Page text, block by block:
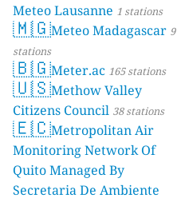
Meteo Lausanne 1 stations
🇲🇬Meteo Madagascar 9
stations
🇧🇬Meter.ac 165 stations
🇺🇸Methow Valley
Citizens Council 38 stations
🇪🇨Metropolitan Air
Monitoring Network Of
Quito Managed By
Secretaria De Ambiente